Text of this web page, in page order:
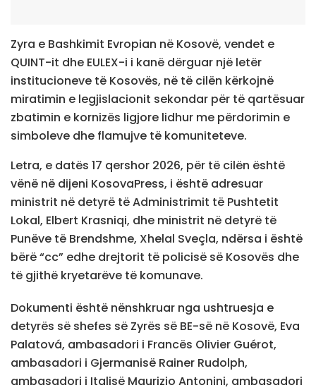
Zyra e Bashkimit Evropian në Kosovë, vendet e
QUINT-it dhe EULEX-i i kanë dërguar një letër
institucioneve të Kosovës, në të cilën kërkojnë
miratimin e legjislacionit sekondar për të qartësuar
zbatimin e kornizës ligjore lidhur me përdorimin e
simboleve dhe flamujve të komuniteteve.
Letra, e datës 17 qershor 2026, për të cilën është
vënë në dijeni KosovaPress, i është adresuar
ministrit në detyrë të Administrimit të Pushtetit
Lokal, Elbert Krasniqi, dhe ministrit në detyrë të
Punëve të Brendshme, Xhelal Sveçla, ndërsa i është
bërë “cc” edhe drejtorit të policisë së Kosovës dhe
të gjithë kryetarëve të komunave.
Dokumenti është nënshkruar nga ushtruesja e
detyrës së shefes së Zyrës së BE-së në Kosovë, Eva
Palatová, ambasadori i Francës Olivier Guérot,
ambasadori i Gjermanisë Rainer Rudolph,
ambasadori i Italisë Maurizio Antonini, ambasadori